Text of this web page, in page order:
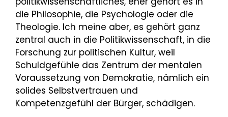
die Philosophie, die Psychologie oder die
Theologie. Ich meine aber, es gehört ganz
zentral auch in die Politikwissenschaft, in die
Forschung zur politischen Kultur, weil
Schuldgefühle das Zentrum der mentalen
Voraussetzung von Demokratie, nämlich ein
solides Selbstvertrauen und
Kompetenzgefühl der Bürger, schädigen.